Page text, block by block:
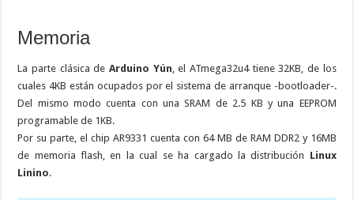
Memoria
La parte clásica de Arduino Yún, el ATmega32u4 tiene 32KB, de los
cuales 4KB están ocupados por el sistema de arranque -bootloader-.
Del mismo modo cuenta con una SRAM de 2.5 KB y una EEPROM
programable de 1KB.
Por su parte, el chip AR9331 cuenta con 64 MB de RAM DDR2 y 16MB
de memoria flash, en la cual se ha cargado la distribución Linux
Linino.